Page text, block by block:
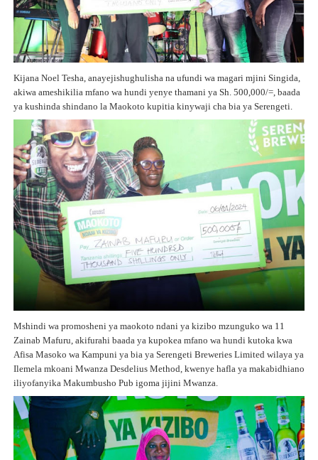
Kijana Noel Tesha, anayejishughulisha na ufundi wa magari mjini Singida,
akiwa ameshikilia mfano wa hundi yenye thamani ya Sh. 500,000/=, baada
ya kushinda shindano la Maokoto kupitia kinywaji cha bia ya Serengeti.
Mshindi wa promosheni ya maokoto ndani ya kizibo mzunguko wa 11
Zainab Mafuru, akifurahi baada ya kupokea mfano wa hundi kutoka kwa
Afisa Masoko wa Kampuni ya bia ya Serengeti Breweries Limited wilaya ya
Ilemela mkoani Mwanza Desdelius Method, kwenye hafla ya makabidhiano
iliyofanyika Makumbusho Pub igoma jijini Mwanza.